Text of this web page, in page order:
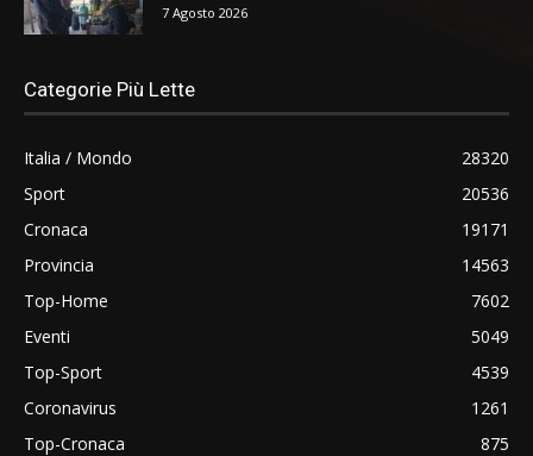
7 Agosto 2026
Categorie Più Lette
Italia / Mondo
28320
Sport
20536
Cronaca
19171
Provincia
14563
Top-Home
7602
Eventi
5049
Top-Sport
4539
Coronavirus
1261
Top-Cronaca
875